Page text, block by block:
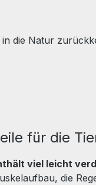
in die Natur
für die
viel leicht
die